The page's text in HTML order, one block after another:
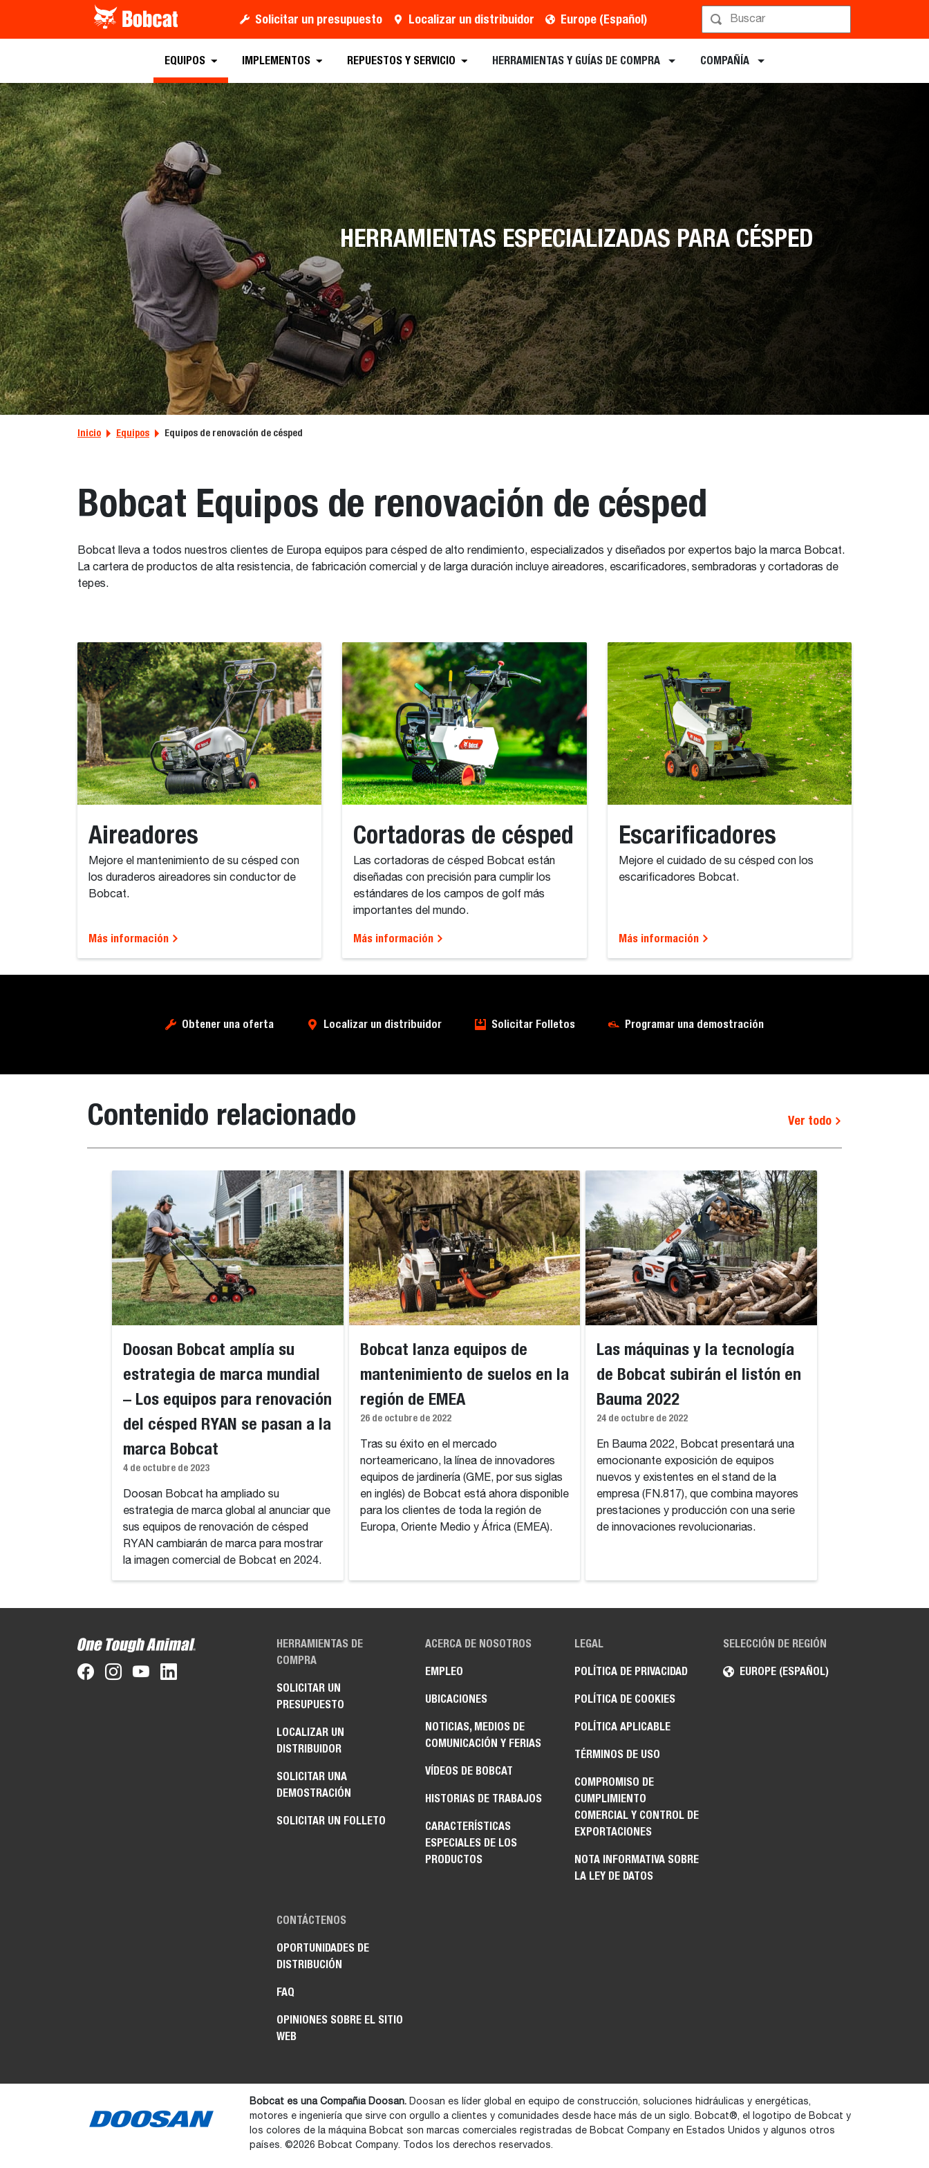
Solicitar un presupuesto Localizar un distribuidor Europe (Español)
EQUIPOS IMPLEMENTOS REPUESTOS Y SERVICIO HERRAMIENTAS Y GUÍAS DE COMPRA COMPAÑÍA
HERRAMIENTAS ESPECIALIZADAS PARA CÉSPED
Inicio Equipos Equipos de renovación de césped
Bobcat Equipos de renovación de césped
Bobcat lleva a todos nuestros clientes de Europa equipos para césped de alto rendimiento, especializados y diseñados por expertos bajo la marca Bobcat.
La cartera de productos de alta resistencia, de fabricación comercial y de larga duración incluye aireadores, escarificadores, sembradoras y cortadoras de
tepes.
Aireadores
Mejore el mantenimiento de su césped con
los duraderos aireadores sin conductor de
Bobcat.
Más información
Cortadoras de césped
Las cortadoras de césped Bobcat están
diseñadas con precisión para cumplir los
estándares de los campos de golf más
importantes del mundo.
Más información
Escarificadores
Mejore el cuidado de su césped con los
escarificadores Bobcat.
Más información
Obtener una oferta Localizar un distribuidor Solicitar Folletos Programar una demostración
Obtener una oferta Localizar un distribuidor Solicitar Folletos Programar una demostración
Contenido relacionado Ver todo
Doosan Bobcat amplía su
estrategia de marca mundial
– Los equipos para renovación
del césped RYAN se pasan a la
marca Bobcat
4 de octubre de 2023
Doosan Bobcat ha ampliado su
estrategia de marca global al anunciar que
sus equipos de renovación de césped
RYAN cambiarán de marca para mostrar
la imagen comercial de Bobcat en 2024.
Bobcat lanza equipos de
mantenimiento de suelos en la
región de EMEA
26 de octubre de 2022
Tras su éxito en el mercado
norteamericano, la línea de innovadores
equipos de jardinería (GME, por sus siglas
en inglés) de Bobcat está ahora disponible
para los clientes de toda la región de
Europa, Oriente Medio y África (EMEA).
Las máquinas y la tecnología
de Bobcat subirán el listón en
Bauma 2022
24 de octubre de 2022
En Bauma 2022, Bobcat presentará una
emocionante exposición de equipos
nuevos y existentes en el stand de la
empresa (FN.817), que combina mayores
prestaciones y producción con una serie
de innovaciones revolucionarias.
SELECCIÓN DE REGIÓN
EUROPE (ESPAÑOL)
HERRAMIENTAS DE
COMPRA
SOLICITAR UN
PRESUPUESTO
LOCALIZAR UN
DISTRIBUIDOR
SOLICITAR UNA
DEMOSTRACIÓN
SOLICITAR UN FOLLETO
ACERCA DE NOSOTROS
EMPLEO
UBICACIONES
NOTICIAS, MEDIOS DE
COMUNICACIÓN Y FERIAS
VÍDEOS DE BOBCAT
HISTORIAS DE TRABAJOS
CARACTERÍSTICAS
ESPECIALES DE LOS
PRODUCTOS
LEGAL
POLÍTICA DE PRIVACIDAD
POLÍTICA DE COOKIES
POLÍTICA APLICABLE
TÉRMINOS DE USO
COMPROMISO DE
CUMPLIMIENTO
COMERCIAL Y CONTROL DE
EXPORTACIONES
NOTA INFORMATIVA SOBRE
LA LEY DE DATOS
CONTÁCTENOS
OPORTUNIDADES DE
DISTRIBUCIÓN
FAQ
OPINIONES SOBRE EL SITIO
WEB
Bobcat es una Compañía Doosan. Doosan es líder global en equipo de construcción, soluciones hidráulicas y energéticas,
motores e ingeniería que sirve con orgullo a clientes y comunidades desde hace más de un siglo. Bobcat®, el logotipo de Bobcat y
los colores de la máquina Bobcat son marcas comerciales registradas de Bobcat Company en Estados Unidos y algunos otros
países. ©2026 Bobcat Company. Todos los derechos reservados.